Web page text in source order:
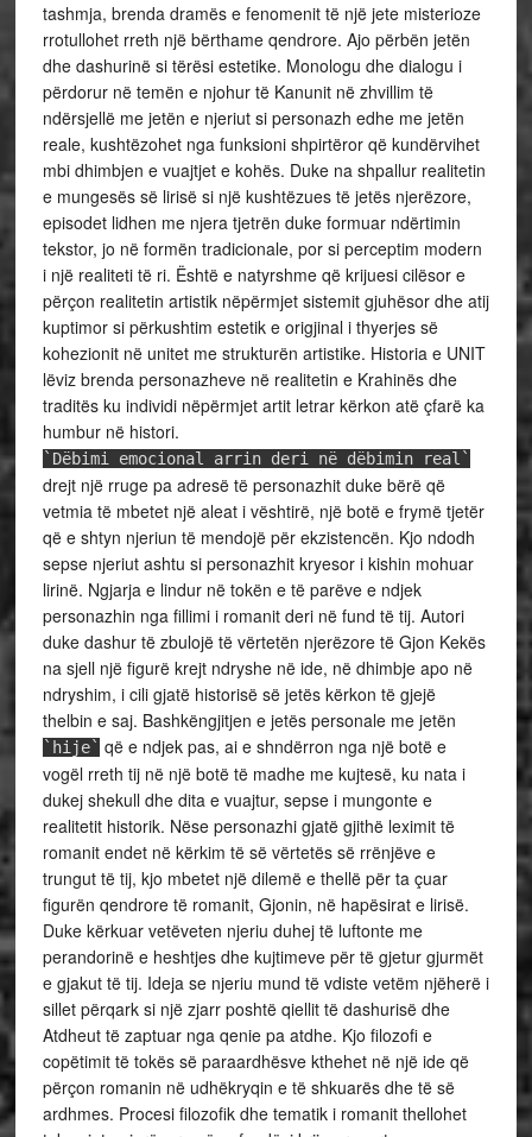
tashmja, brenda dramës e fenomenit të një jete misterioze
rrotullohet rreth një bërthame qendrore. Ajo përbën jetën
dhe dashurinë si tërësi estetike. Monologu dhe dialogu i
përdorur në temën e njohur të Kanunit në zhvillim të
ndërsjellë me jetën e njeriut si personazh edhe me jetën
reale, kushtëzohet nga funksioni shpirtëror që kundërvihet
mbi dhimbjen e vuajtjet e kohës. Duke na shpallur realitetin
e mungesës së lirisë si një kushtëzues të jetës njerëzore,
episodet lidhen me njera tjetrën duke formuar ndërtimin
tekstor, jo në formën tradicionale, por si perceptim modern
i një realiteti të ri. Është e natyrshme që krijuesi cilësor e
përçon realitetin artistik nëpërmjet sistemit gjuhësor dhe atij
kuptimor si përkushtim estetik e origjinal i thyerjes së
kohezionit në unitet me strukturën artistike. Historia e UNIT
lëviz brenda personazheve në realitetin e Krahinës dhe
traditës ku individi nëpërmjet artit letrar kërkon atë çfarë ka
humbur në histori.
`Dëbimi emocional arrin deri në dëbimin real`
drejt një rruge pa adresë të personazhit duke bërë që
vetmia të mbetet një aleat i vështirë, një botë e frymë tjetër
që e shtyn njeriun të mendojë për ekzistencën. Kjo ndodh
sepse njeriut ashtu si personazhit kryesor i kishin mohuar
lirinë. Ngjarja e lindur në tokën e të parëve e ndjek
personazhin nga fillimi i romanit deri në fund të tij. Autori
duke dashur të zbulojë të vërtetën njerëzore të Gjon Kekës
na sjell një figurë krejt ndryshe në ide, në dhimbje apo në
ndryshim, i cili gjatë historisë së jetës kërkon të gjejë
thelbin e saj. Bashkëngjitjen e jetës personale me jetën
`hije` që e ndjek pas, ai e shndërron nga një botë e
vogël rreth tij në një botë të madhe me kujtesë, ku nata i
dukej shekull dhe dita e vuajtur, sepse i mungonte e
realitetit historik. Nëse personazhi gjatë gjithë leximit të
romanit endet në kërkim të së vërtetës së rrënjëve e
trungut të tij, kjo mbetet një dilemë e thellë për ta çuar
figurën qendrore të romanit, Gjonin, në hapësirat e lirisë.
Duke kërkuar vetëveten njeriu duhej të luftonte me
perandorinë e heshtjes dhe kujtimeve për të gjetur gjurmët
e gjakut të tij. Ideja se njeriu mund të vdiste vetëm njëherë i
sillet përqark si një zjarr poshtë qiellit të dashurisë dhe
Atdheut të zaptuar nga qenie pa atdhe. Kjo filozofi e
copëtimit të tokës së paraardhësve kthehet në një ide që
përçon romanin në udhëkryqin e të shkuarës dhe të së
ardhmes. Procesi filozofik dhe tematik i romanit thellohet